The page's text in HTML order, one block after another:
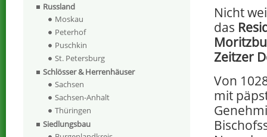
Nicht
das
Zeitzer
Von
mit
Russland
Moskau
Peterhof
Puschkin
St. Petersburg
Schlösser & Herrenhäuser
Sachsen
Sachsen-Anhalt
Thüringen
Siedlungsbau